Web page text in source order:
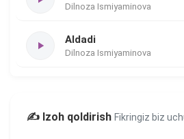
Dilnoza Ismiyaminova
Aldadi
Dilnoza Ismiyaminova
✍️ Izoh qoldirish Fikringiz biz